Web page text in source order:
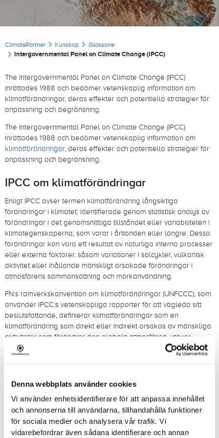
Denna webbplats använder cookies
Vi använder enhetsidentifierare för att anpassa innehållet
och annonserna till användarna, tillhandahålla funktioner
för sociala medier och analysera vår trafik. Vi
vidarebefordrar även sådana identifierare och annan
Länkstig
ClimatePartner Kunskap Glossaire
Intergovernmental Panel on Climate Change (IPCC)
The Intergovernmental Panel on Climate Change (IPCC)
inrättades 1988 och bedömer vetenskaplig information om
klimatförändringar, deras effekter och potentiella strategier för
anpassning och begränsning.
The Intergovernmental Panel on Climate Change (IPCC)
inrättades 1988 och bedömer vetenskaplig information om
klimatförändringar, deras effekter och potentiella strategier för
anpassning och begränsning.
IPCC om klimatförändringar
Enligt IPCC avser termen klimatförändring långsiktiga
förändringar i klimatet, identifierade genom statistisk analys av
förändringar i det genomsnittliga tillståndet eller variabiliteten i
klimategenskaperna, som varar i årtionden eller längre. Dessa
förändringar kan vara ett resultat av naturliga interna processer
eller externa faktorer, såsom variationer i solcykler, vulkanisk
aktivitet eller ihållande mänskligt orsakade förändringar i
atmosfärens sammansättning och markanvändning.
FN:s ramverkskonvention om klimatförändringar (UNFCCC), som
använder IPCC:s vetenskapliga rapporter för att vägleda sitt
beslutsfattande, definierar klimatförändringar som en
klimatförändring som direkt eller indirekt orsakas av mänskliga
aktiviteter som förändrar den globala atmosfären, utöver
naturliga klimatvariationer som observerats under jämförbara
tidsramar.
naturligt förekommande klimatfluktuationer.
IPCC:s rapporter
Ett av IPCC:s viktigaste bidrag är dess serie